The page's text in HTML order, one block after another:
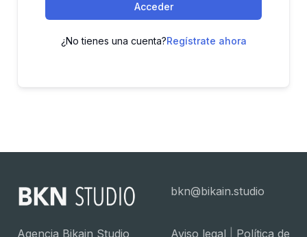
Acceder
¿No tienes una cuenta?Regístrate ahora
bkn@bikain.studio
Agencia Bikain Studio Aviso legal Política de